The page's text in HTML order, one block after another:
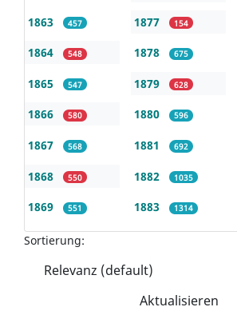
1863 457
1864 548
1865 547
1866 580
1867 568
1868 550
1869 551
1877 154
1878 675
1879 628
1880 596
1881 692
1882 1035
1883 1314
Sortierung:
Aktualisieren